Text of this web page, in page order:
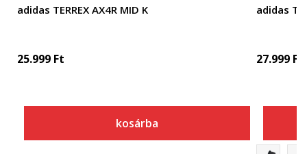
adidas TERREX AX4R MID K
25.999 Ft
kosárba
adidas
27.999 Ft